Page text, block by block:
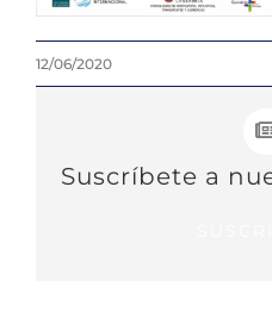
12/06/2020
Suscríbete a